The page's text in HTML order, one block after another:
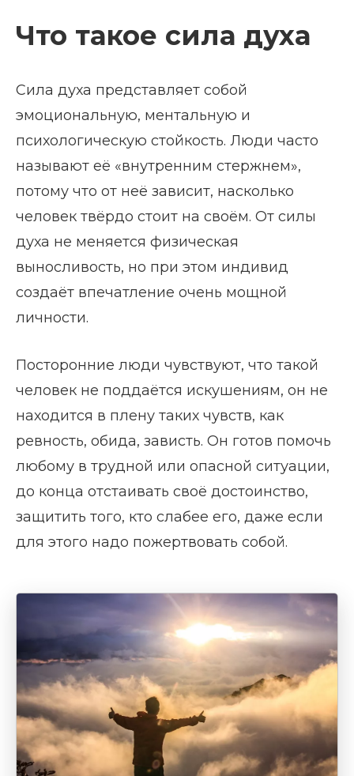
Что такое сила духа
Сила духа представляет собой
эмоциональную, ментальную и
психологическую стойкость. Люди часто
называют её «внутренним стержнем»,
потому что от неё зависит, насколько
человек твёрдо стоит на своём. От силы
духа не меняется физическая
выносливость, но при этом индивид
создаёт впечатление очень мощной
личности.
Посторонние люди чувствуют, что такой
человек не поддаётся искушениям, он не
находится в плену таких чувств, как
ревность, обида, зависть. Он готов помочь
любому в трудной или опасной ситуации,
до конца отстаивать своё достоинство,
защитить того, кто слабее его, даже если
для этого надо пожертвовать собой.